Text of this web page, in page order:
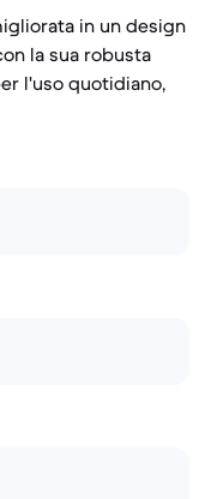
in un design
la sua robusta
l'uso quotidiano,